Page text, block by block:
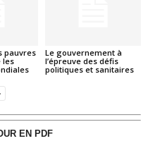
pauvres
les
Le gouvernement à
l’épreuve des défis
politiques et sanitaires
EN PDF